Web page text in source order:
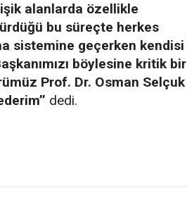
alanlarda özellikle
bu süreçte herkes
sistemine geçerken kendisi
böylesine kritik bir
Prof. Dr. Osman Selçuk
dedi.